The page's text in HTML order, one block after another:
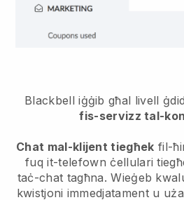
Blackbell iġġib għal livell
fis-servizz tal-
Chat mal-klijent tiegħek fil-
fuq it-telefown ċellulari
taċ-chat tagħna. Wieġeb
kwistjoni immedjatament u